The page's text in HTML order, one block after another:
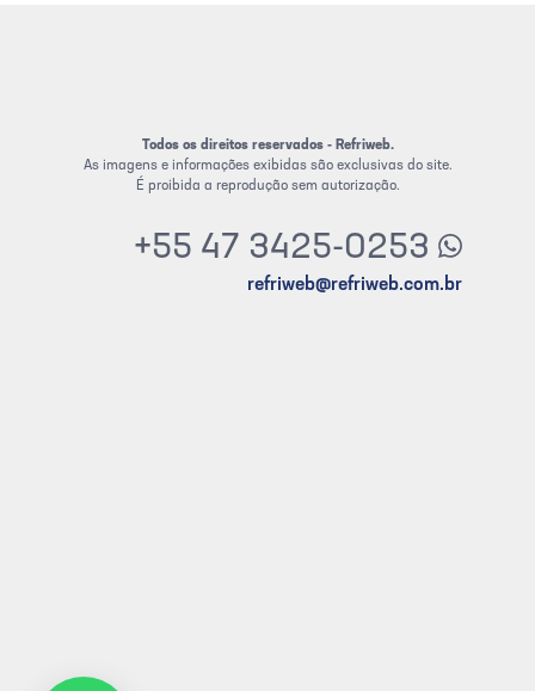
Todos os direitos reservados - Refriweb.
As imagens e informações exibidas são exclusivas do site.
É proibida a reprodução sem autorização.
+55 47 3425-0253
refriweb@refriweb.com.br